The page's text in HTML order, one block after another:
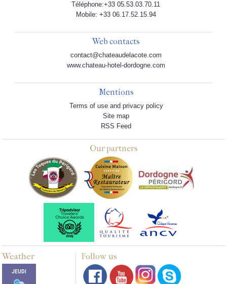
Téléphone:+33 05.53.03.70.11
Mobile: +33 06.17.52.15.94
Web contacts
contact@chateaudelacote.com
www.chateau-hotel-dordogne.com
Mentions
Terms of use and privacy policy
Site map
RSS Feed
Our partners
Weather Follow us